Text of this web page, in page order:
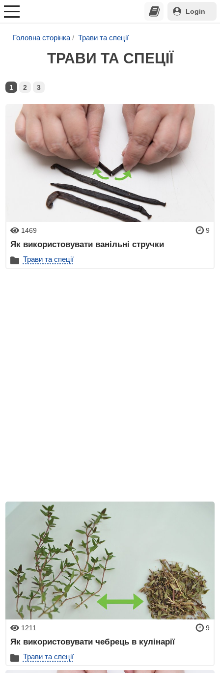
Login
Головна сторінка Трави та спеції
ТРАВИ ТА СПЕЦІЇ
1 2 3
1469 9
Як використовувати ванільні стручки
Трави та спеції
1211 9
Як використовувати чебрець в кулінарії
Трави та спеції